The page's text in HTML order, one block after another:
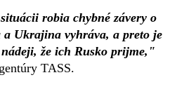
robia chybné závery o
a Ukrajina vyhráva, a preto je
že ich Rusko prijme,"
TASS.